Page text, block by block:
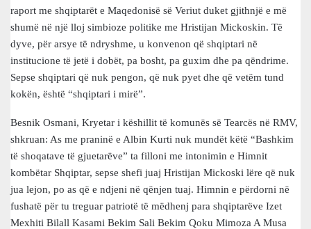
raport me shqiptarët e Maqedonisë së Veriut duket gjithnjë e më
shumë në një lloj simbioze politike me Hristijan Mickoskin. Të
dyve, për arsye të ndryshme, u konvenon që shqiptari në
institucione të jetë i dobët, pa bosht, pa guxim dhe pa qëndrime.
Sepse shqiptari që nuk pengon, që nuk pyet dhe që vetëm tund
kokën, është “shqiptari i mirë”.
Besnik Osmani, Kryetar i këshillit të komunës së Tearcës në RMV,
shkruan: As me praninë e Albin Kurti nuk mundët këtë “Bashkim
të shoqatave të gjuetarëve” ta filloni me intonimin e Himnit
kombëtar Shqiptar, sepse shefi juaj Hristijan Mickoski lëre që nuk
jua lejon, po as që e ndjeni në qënjen tuaj. Himnin e përdorni në
fushatë për tu treguar patriotë të mëdhenj para shqiptarëve Izet
Mexhiti Bilall Kasami Bekim Sali Bekim Qoku Mimoza A Musa